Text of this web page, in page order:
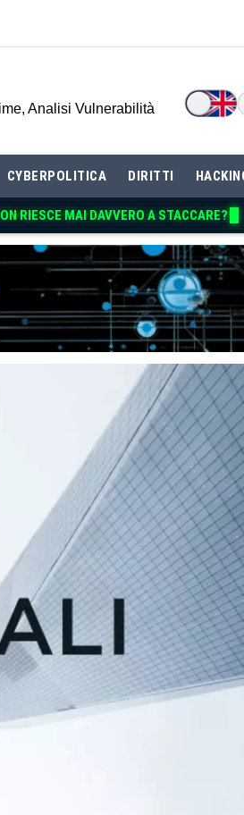
Analisi Vulnerabilità
CYBERPOLITICA DIRITTI
RIESCE MAI DAVVERO A STACC